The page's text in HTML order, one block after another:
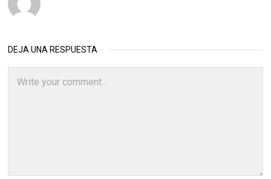
DEJA UNA RESPUESTA